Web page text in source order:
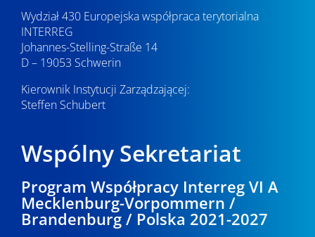
Wydział 430 Europejska współpraca terytorialna
INTERREG
Johannes-Stelling-Straße 14
D – 19053 Schwerin
Kierownik Instytucji Zarządzającej:
Steffen Schubert
Wspólny Sekretariat
Program Współpracy Interreg VI A
Mecklenburg-Vorpommern /
Brandenburg / Polska 2021-2027